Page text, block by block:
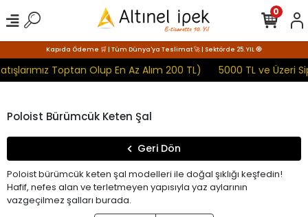
Kapıda Ödeme 🛒 | Tüm Dünya'ya Teslimat 🚀 | Sektörde 25. YIL 🧿
Toptan Olup En Az Alım 200 TL) 5000 TL ve Üzeri
0
Poloist Bürümcük Keten Şal
Geri Dön
Poloist bürümcük keten şal modelleri ile doğal şıklığı keşfedin!
Hafif, nefes alan ve terletmeyen yapısıyla yaz aylarının
vazgeçilmez şalları burada.